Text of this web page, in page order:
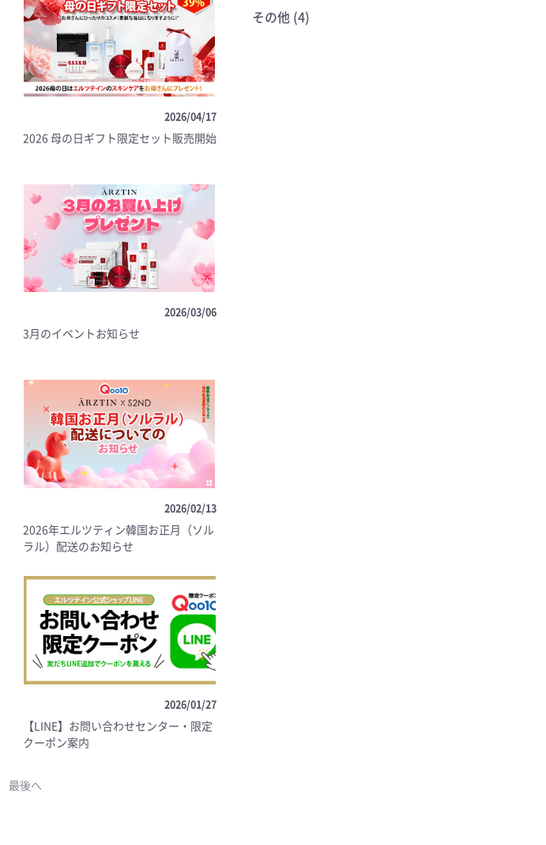
2026/04/17
2026 母の日ギフト限定セット販売開始
2026/03/06
3月のイベントお知らせ
2026/02/13
2026年エルツティン韓国お正月（ソル
ラル）配送のお知らせ
2026/01/27
【LINE】お問い合わせセンター・限定
クーポン案内
最後へ
その他 (4)